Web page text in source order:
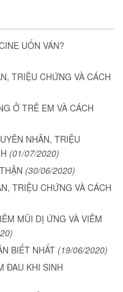
UỐN VÁN?
TRIỆU CHỨNG VÀ CÁCH
Ở TRẺ EM VÀ CÁCH
NHÂN, TRIỆU
(01/07/2020)
(30/06/2020)
TRIỆU CHỨNG VÀ CÁCH
MŨI DỊ ỨNG VÀ VIÊM
BIẾT NHẤT (19/06/2020)
ĐAU KHI SINH